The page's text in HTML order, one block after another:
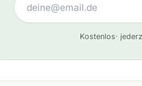
Kostenlos·